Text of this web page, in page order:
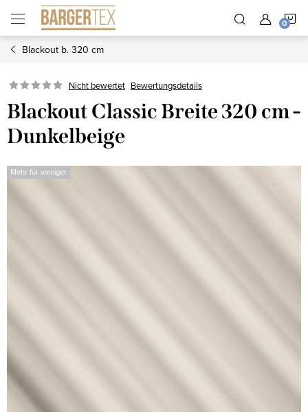
Inhalt
springen
Blackout b. 320 cm
Nicht bewertet Bewertungsdetails
Blackout Classic Breite 320 cm -
Dunkelbeige
Mehr für weniger